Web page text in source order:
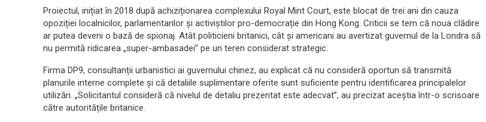
Proiectul, inițiat în 2018 după achiziționarea complexului Royal Mint Court, este blocat de trei ani din cauza
opoziției localnicilor, parlamentarilor și activiștilor pro-democrație din Hong Kong. Criticii se tem că noua clădire
ar putea deveni o bază de spionaj. Atât politicieni britanici, cât și americani au avertizat guvernul de la Londra să
nu permită ridicarea „super-ambasadei” pe un teren considerat strategic.
Firma DP9, consultanții urbanistici ai guvernului chinez, au explicat că nu consideră oportun să transmită
planurile interne complete și că detaliile suplimentare oferite sunt suficiente pentru identificarea principalelor
utilizări. „Solicitantul consideră că nivelul de detaliu prezentat este adecvat”, au precizat aceștia într-o scrisoare
către autoritățile britanice.